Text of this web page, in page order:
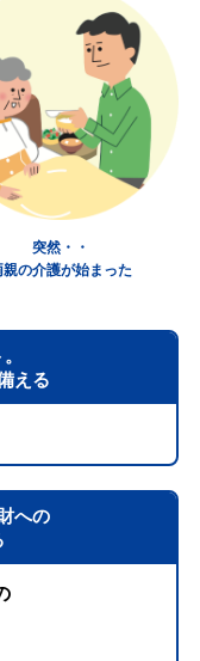
突然・・
親の介護が始まった
える
への